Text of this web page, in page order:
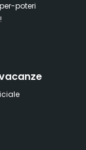
poteri